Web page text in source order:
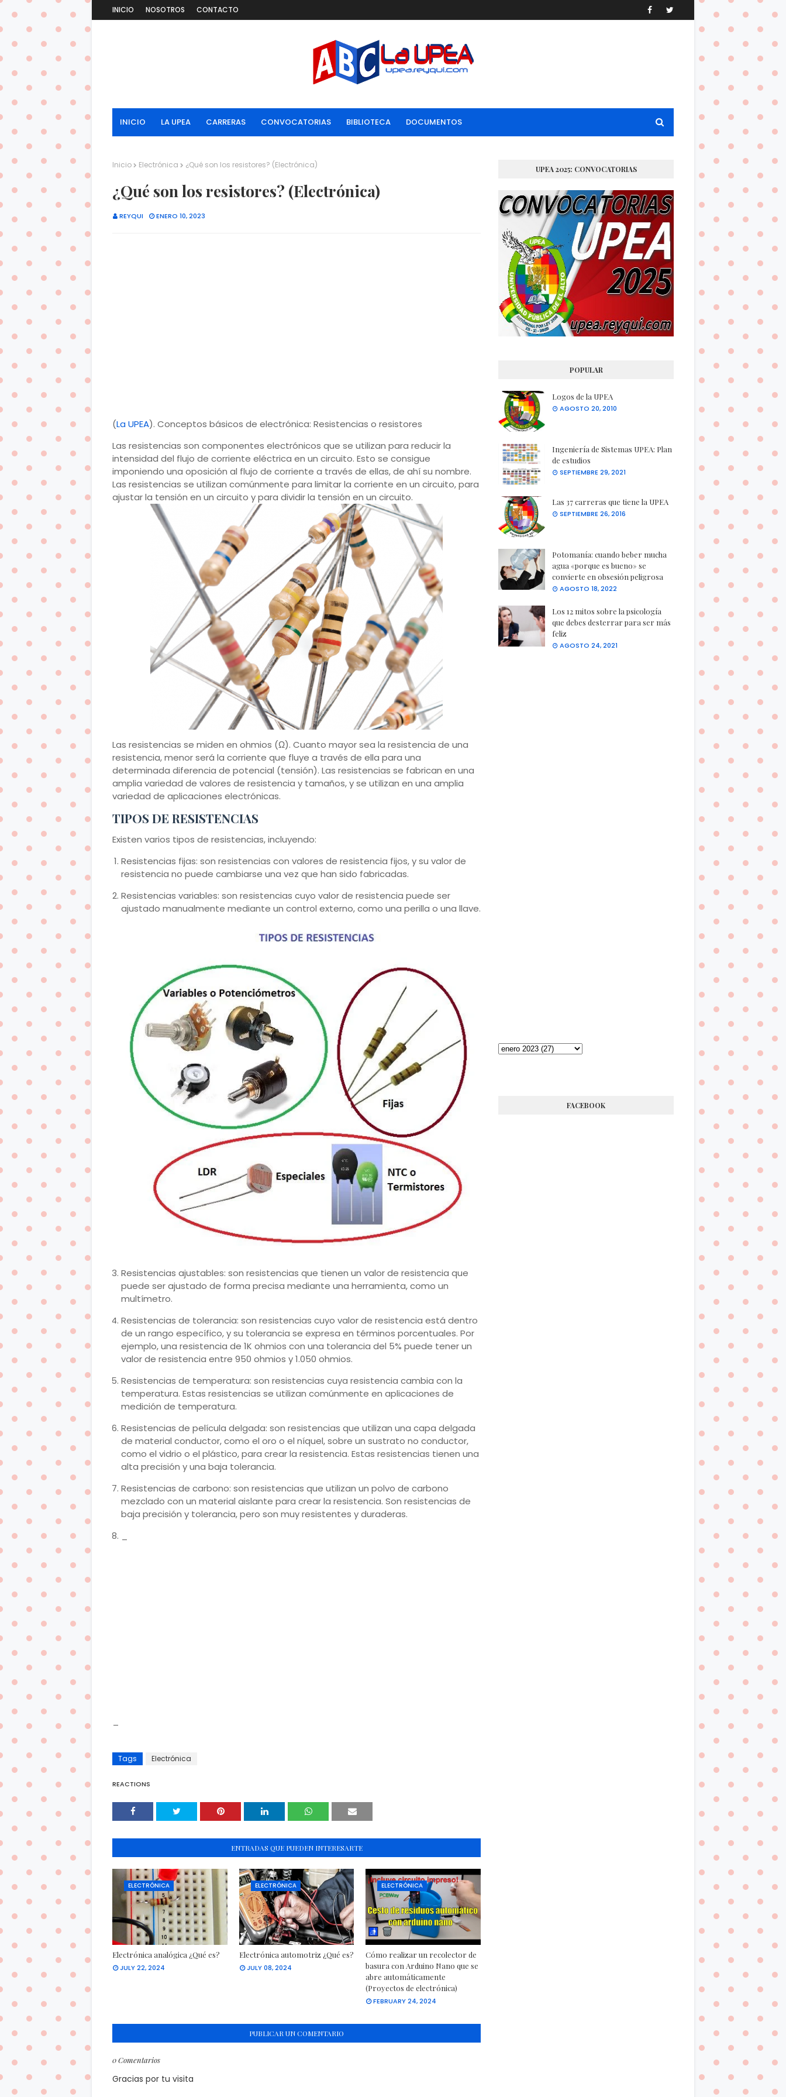
INICIO NOSOTROS CONTACTO
INICIO LA UPEA CARRERAS CONVOCATORIAS BIBLIOTECA DOCUMENTOS
Inicio Electrónica ¿Qué son los resistores? (Electrónica)
¿Qué son los resistores? (Electrónica)
REYQUI ENERO 10, 2023
(La UPEA). Conceptos básicos de electrónica: Resistencias o resistores
Las resistencias son componentes electrónicos que se utilizan para reducir la
intensidad del flujo de corriente eléctrica en un circuito. Esto se consigue
imponiendo una oposición al flujo de corriente a través de ellas, de ahí su nombre.
Las resistencias se utilizan comúnmente para limitar la corriente en un circuito, para
ajustar la tensión en un circuito y para dividir la tensión en un circuito.
Las resistencias se miden en ohmios (Ω). Cuanto mayor sea la resistencia de una
resistencia, menor será la corriente que fluye a través de ella para una
determinada diferencia de potencial (tensión). Las resistencias se fabrican en una
amplia variedad de valores de resistencia y tamaños, y se utilizan en una amplia
variedad de aplicaciones electrónicas.
TIPOS DE RESISTENCIAS
Existen varios tipos de resistencias, incluyendo:
Resistencias fijas: son resistencias con valores de resistencia fijos, y su valor de
resistencia no puede cambiarse una vez que han sido fabricadas.
Resistencias variables: son resistencias cuyo valor de resistencia puede ser
ajustado manualmente mediante un control externo, como una perilla o una llave.
Resistencias ajustables: son resistencias que tienen un valor de resistencia que
puede ser ajustado de forma precisa mediante una herramienta, como un
multímetro.
Resistencias de tolerancia: son resistencias cuyo valor de resistencia está dentro
de un rango específico, y su tolerancia se expresa en términos porcentuales. Por
ejemplo, una resistencia de 1K ohmios con una tolerancia del 5% puede tener un
valor de resistencia entre 950 ohmios y 1.050 ohmios.
Resistencias de temperatura: son resistencias cuya resistencia cambia con la
temperatura. Estas resistencias se utilizan comúnmente en aplicaciones de
medición de temperatura.
Resistencias de película delgada: son resistencias que utilizan una capa delgada
de material conductor, como el oro o el níquel, sobre un sustrato no conductor,
como el vidrio o el plástico, para crear la resistencia. Estas resistencias tienen una
alta precisión y una baja tolerancia.
Resistencias de carbono: son resistencias que utilizan un polvo de carbono
mezclado con un material aislante para crear la resistencia. Son resistencias de
baja precisión y tolerancia, pero son muy resistentes y duraderas.
Tags Electrónica
REACTIONS
ENTRADAS QUE PUEDEN INTERESARTE
ELECTRÓNICA
Electrónica analógica ¿Qué es?
JULY 22, 2024
ELECTRÓNICA
Electrónica automotriz ¿Qué es?
JULY 08, 2024
ELECTRÓNICA
Cómo realizar un recolector de
basura con Arduino Nano que se
abre automáticamente
(Proyectos de electrónica)
FEBRUARY 24, 2024
PUBLICAR UN COMENTARIO
0 Comentarios
Gracias por tu visita
UPEA 2025: CONVOCATORIAS
POPULAR
Logos de la UPEA
AGOSTO 20, 2010
Ingeniería de Sistemas UPEA: Plan
de estudios
SEPTIEMBRE 29, 2021
Las 37 carreras que tiene la UPEA
SEPTIEMBRE 26, 2016
Potomanía: cuando beber mucha
agua «porque es bueno» se
convierte en obsesión peligrosa
AGOSTO 18, 2022
Los 12 mitos sobre la psicología
que debes desterrar para ser más
feliz
AGOSTO 24, 2021
FACEBOOK